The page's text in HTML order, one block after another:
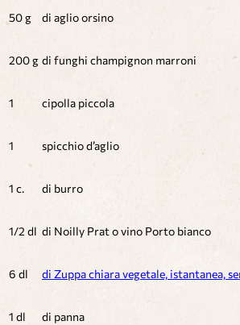
50 g di aglio orsino
200 g di funghi champignon marroni
1 cipolla piccola
1 spicchio d’aglio
1 c. di burro
1/2 dl di Noilly Prat o vino Porto bianco
6 dl di Zuppa chiara vegetale, istantanea,
1 dl di panna